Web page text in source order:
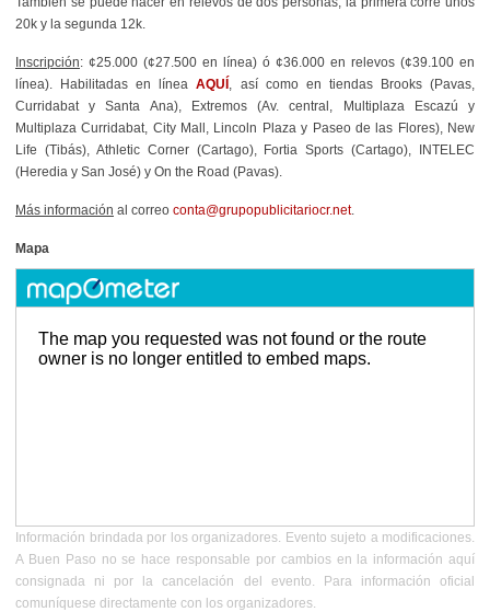
20k y la segunda 12k.
Inscripción: ¢25.000 (¢27.500 en línea) ó ¢36.000 en relevos (¢39.100 en
línea). Habilitadas en líneaAQUÍ , así como en tiendas Brooks (Pavas,
Curridabat y Santa Ana), Extremos (Av. central, Multiplaza Escazú y
Multiplaza Curridabat, City Mall, Lincoln Plaza y Paseo de las Flores), New
Life (Tibás), Athletic Corner (Cartago), Fortia Sports (Cartago), INTELEC
(Heredia y San José) y On the Road (Pavas).
Más información al correo conta@grupopublicitariocr.net.
Mapa
Información brindada por los organizadores. Evento sujeto a modificaciones.
A Buen Paso no se hace responsable por cambios en la información aquí
consignada ni por la cancelación del evento. Para información oficial
comuníquese directamente con los organizadores.